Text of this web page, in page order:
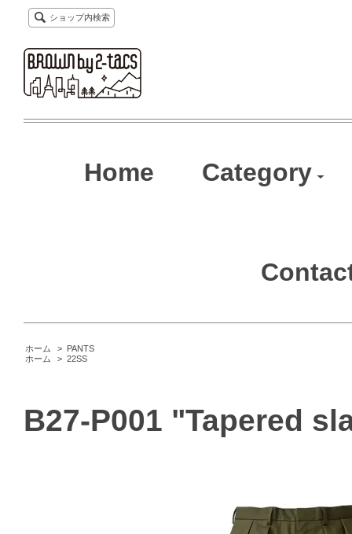
ショップ内検索
Home Category
ホーム > PANTS
ホーム
> 22SS
B27-P001 "Tapered